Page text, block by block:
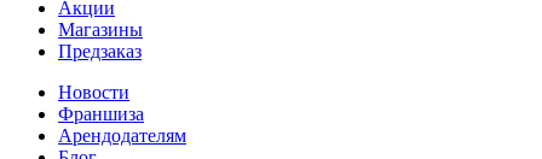
Акции
Магазины
Предзаказ
Новости
Франшиза
Арендодателям